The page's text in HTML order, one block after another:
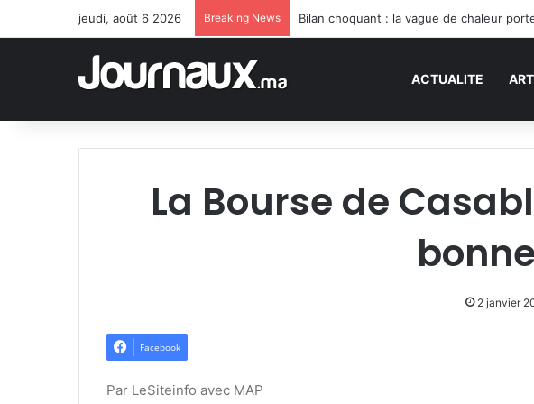
jeudi, août 6 2026 Breaking News Bilan choquant : la vague de chaleur
ACTUALITE
La Bourse de
2 janvier
Facebook
Par LeSiteinfo avec MAP